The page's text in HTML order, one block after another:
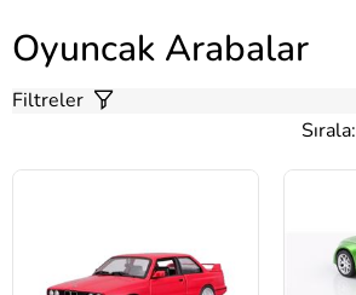
Oyuncak Arabalar
Filtreler
Sırala: